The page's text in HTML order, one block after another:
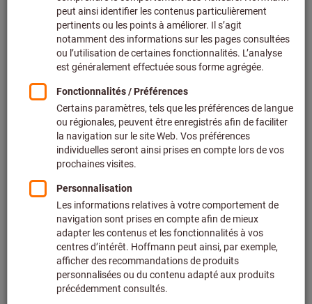
Prix par 1 Unité
+ TVA en vigueur
Prix personnalisés pour les clients professionnels après
connexion.
Ajouter au panier
Délai de livraison estimé : 1 à 2 semaines
Expédition de la livraison